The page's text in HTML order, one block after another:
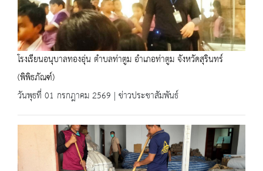
โรงเรียนอนุบาลทองอุ่น ตำบลท่าตูม อำเภอท่าตูม จังหวัดสุรินทร์
(พิพิธภัณฑ์)
วันพุธที่ 01 กรกฎาคม 2569 | ข่าวประชาสัมพันธ์